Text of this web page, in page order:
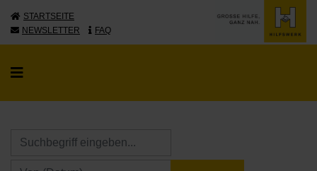
STARTSEITE
NEWSLETTER
FAQ